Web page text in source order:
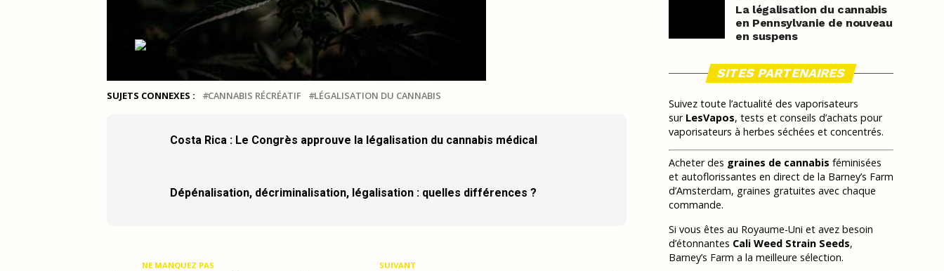
SUJETS CONNEXES : CANNABIS RÉCRÉATIF LÉGALISATION DU CANNABIS
Costa Rica : Le Congrès approuve la légalisation du cannabis médical
Dépénalisation, décriminalisation, légalisation : quelles différences ?
SUIVANT
NE MANQUEZ PAS
La légalisation du cannabis
en Pennsylvanie de nouveau
en suspens
SITES PARTENAIRES
Suivez toute l’actualité des vaporisateurs
sur LesVapos, tests et conseils d’achats pour
vaporisateurs à herbes séchées et concentrés.
Acheter des graines de cannabis féminisées
et autoflorissantes en direct de la Barney’s Farm
d’Amsterdam, graines gratuites avec chaque
commande.
Si vous êtes au Royaume-Uni et avez besoin
d’étonnantes Cali Weed Strain Seeds,
Barney’s Farm a la meilleure sélection.